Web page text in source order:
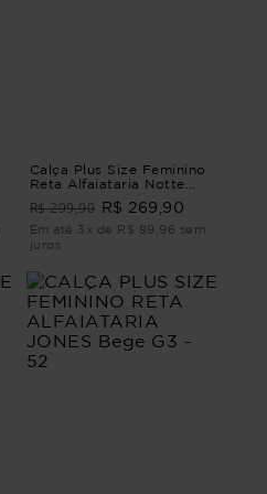
Calça Plus Size Feminino
Reta Alfaiataria Notte
CALÇA RETA
ALFAIATARIA NOTTE
Marrom G1 - 48
R$ 299,90 R$ 269,90
Em até 3x de R$ 89,96 sem
juros